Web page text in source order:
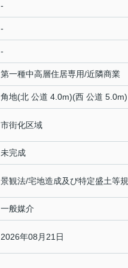
-
-
-
第一種中高層住居専用/近隣商業
角地(北 公道 4.0m)(西 公道 5.0m)
市街化区域
未完成
景観法/宅地造成及び特定盛土等
一般媒介
2026年08月21日